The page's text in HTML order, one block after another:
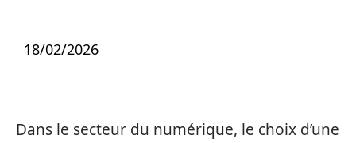
18/02/2026
Dans le secteur du numérique, le choix d’une